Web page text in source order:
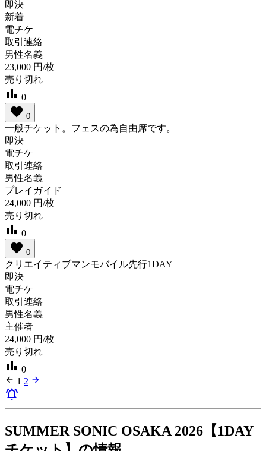
即決
新着
電チケ
取引連絡
男性名義
23,000 円/枚
売り切れ
bar_chart 0
favorite 0
一般チケット。フェスの為自由席です。
即決
電チケ
取引連絡
男性名義
プレイガイド
24,000 円/枚
売り切れ
bar_chart 0
favorite 0
クリエイティブマンモバイル先行1DAY
即決
電チケ
取引連絡
男性名義
主催者
24,000 円/枚
売り切れ
bar_chart 0
arrow_back 1 2 arrow_forward
notifications_active
SUMMER SONIC OSAKA 2026【1DAY